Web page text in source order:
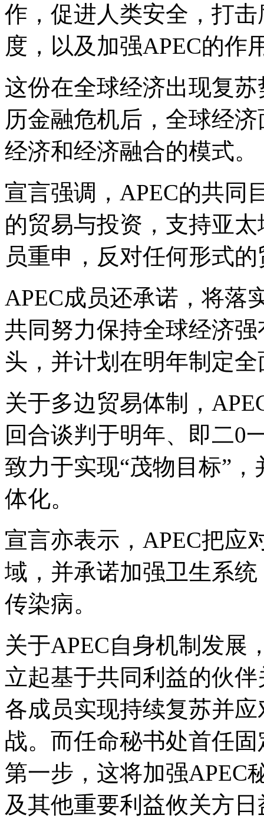
作，促进人类安全，打
度，以及加强APEC的作
这份在全球经济出现复
历金融危机后，全球经
经济和经济融合的模式。
宣言强调，APEC的共同
的贸易与投资，支持亚
员重申，反对任何形式
APEC成员还承诺，将落
共同努力保持全球经济
头，并计划在明年制定
关于多边贸易体制，
回合谈判于明年、即二0
致力于实现“茂物目标”
体化。
宣言亦表示，APEC把应
域，并承诺加强卫生系
传染病。
关于APEC自身机制发展
立起基于共同利益的伙
各成员实现持续复苏并
战。而任命秘书处首任
第一步，这将加强APEC
及其他重要利益攸关方